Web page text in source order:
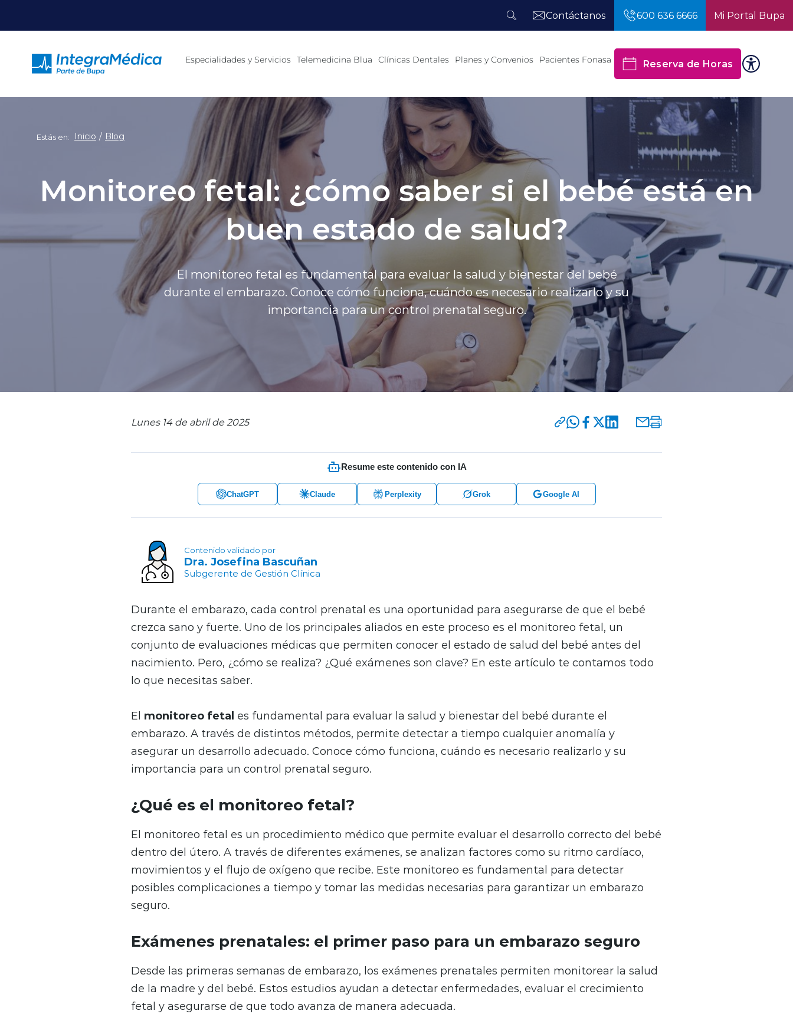
Contáctanos
600 636 6666 Mi Portal Bupa
Especialidades y Servicios Telemedicina Blua Clínicas Dentales Planes y Convenios Pacientes Fonasa Reserva de Horas
Estás en: Inicio Blog
Monitoreo fetal: ¿cómo saber si el bebé está en
buen estado de salud?
El monitoreo fetal es fundamental para evaluar la salud y bienestar del bebé
durante el embarazo. Conoce cómo funciona, cuándo es necesario realizarlo y su
importancia para un control prenatal seguro.
Lunes 14 de abril de 2025
Resume este contenido con IA
ChatGPT Claude Perplexity Grok Google AI
Contenido validado por
Dra. Josefina Bascuñan
Subgerente de Gestión Clínica
Durante el embarazo, cada control prenatal es una oportunidad para asegurarse de que el bebé
crezca sano y fuerte. Uno de los principales aliados en este proceso es el monitoreo fetal, un
conjunto de evaluaciones médicas que permiten conocer el estado de salud del bebé antes del
nacimiento. Pero, ¿cómo se realiza? ¿Qué exámenes son clave? En este artículo te contamos todo
lo que necesitas saber.
El monitoreo fetal es fundamental para evaluar la salud y bienestar del bebé durante el
embarazo. A través de distintos métodos, permite detectar a tiempo cualquier anomalía y
asegurar un desarrollo adecuado. Conoce cómo funciona, cuándo es necesario realizarlo y su
importancia para un control prenatal seguro.
¿Qué es el monitoreo fetal?
El monitoreo fetal es un procedimiento médico que permite evaluar el desarrollo correcto del bebé
dentro del útero. A través de diferentes exámenes, se analizan factores como su ritmo cardíaco,
movimientos y el flujo de oxígeno que recibe. Este monitoreo es fundamental para detectar
posibles complicaciones a tiempo y tomar las medidas necesarias para garantizar un embarazo
seguro.
Exámenes prenatales: el primer paso para un embarazo seguro
Desde las primeras semanas de embarazo, los exámenes prenatales permiten monitorear la salud
de la madre y del bebé. Estos estudios ayudan a detectar enfermedades, evaluar el crecimiento
fetal y asegurarse de que todo avanza de manera adecuada.